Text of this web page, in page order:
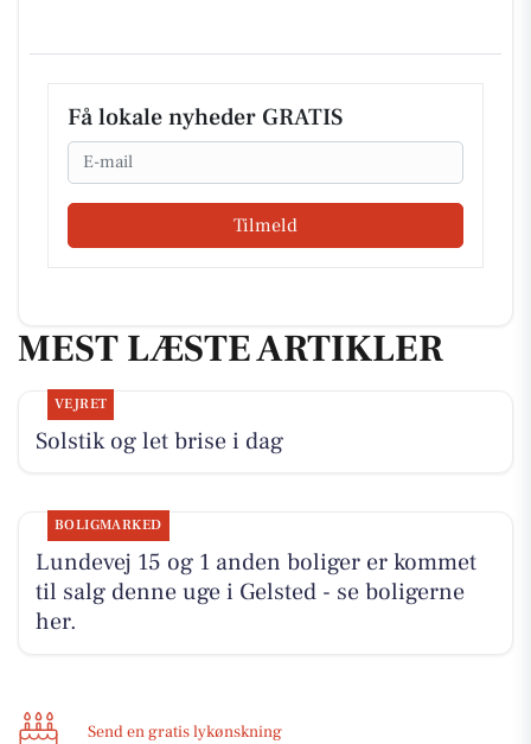
Få lokale nyheder GRATIS
Email
Tilmeld
MEST LÆSTE ARTIKLER
VEJRET
Solstik og let brise i dag
BOLIGMARKED
Lundevej 15 og 1 anden boliger er kommet
til salg denne uge i Gelsted - se boligerne
her.
Send en gratis lykønskning